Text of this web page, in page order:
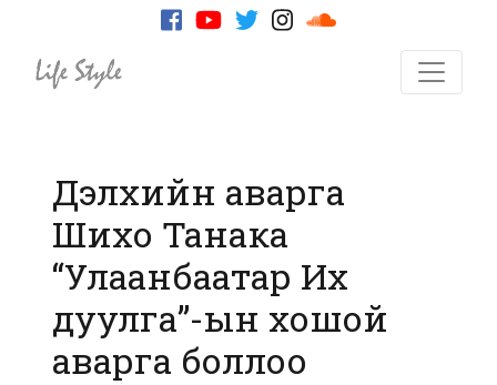
Дэлхийн аварга
Шихо Танака
“Улаанбаатар Их
дуулга”-ын хошой
аварга боллоо